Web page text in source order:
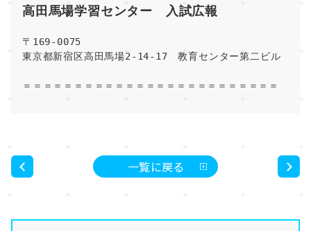
高田馬場学習センター　入試広報
〒169-0075
東京都新宿区高田馬場2-14-17　教育センター第二ビル
＝＝＝＝＝＝＝＝＝＝＝＝＝＝＝＝＝＝＝＝＝＝＝＝＝
一覧に戻る